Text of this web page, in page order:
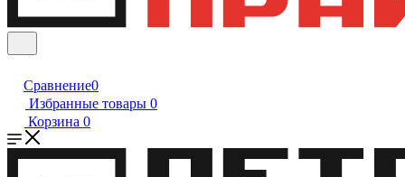
Сравнение0
Избранные товары 0
Корзина 0